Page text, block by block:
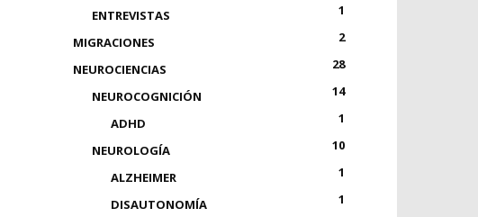
ENTREVISTAS
1
MIGRACIONES
2
NEUROCIENCIAS
28
NEUROCOGNICIÓN
14
ADHD
1
NEUROLOGÍA
10
ALZHEIMER
1
DISAUTONOMÍA
1